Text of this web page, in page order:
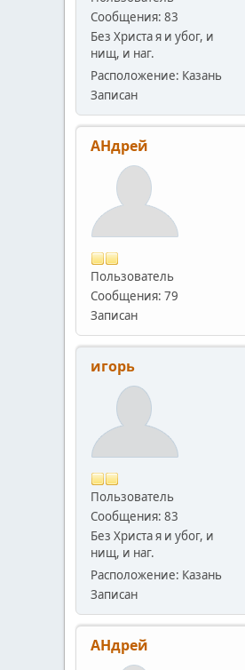
Сообщения: 83
Без Христа я и убог, и
нищ, и наг.
Расположение: Казань
Записан
АHдрей
Пользователь
Сообщения: 79
Записан
игорь
Пользователь
Сообщения: 83
Без Христа я и убог, и
нищ, и наг.
Расположение: Казань
Записан
АHдрей